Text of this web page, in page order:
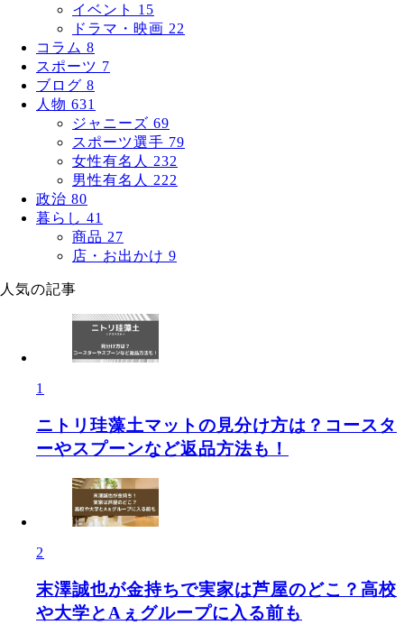
イベント 15
ドラマ・映画 22
コラム 8
スポーツ 7
ブログ 8
人物 631
ジャニーズ 69
スポーツ選手 79
女性有名人 232
男性有名人 222
政治 80
暮らし 41
商品 27
店・お出かけ 9
人気の記事
1
ニトリ珪藻土マットの見分け方は？コースタ
ーやスプーンなど返品方法も！
2
末澤誠也が金持ちで実家は芦屋のどこ？高校
や大学とAぇグループに入る前も